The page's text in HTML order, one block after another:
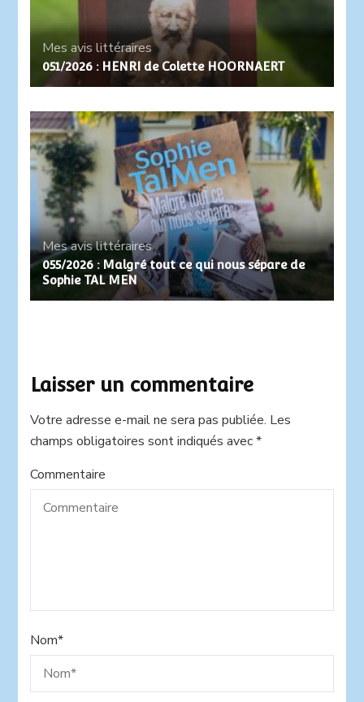
Mes avis littéraires
051/2026 : HENRI de Colette HOORNAERT
Mes avis littéraires
055/2026 : Malgré tout ce qui nous sépare de
Sophie TAL MEN
Laisser un commentaire
Votre adresse e-mail ne sera pas publiée. Les
champs obligatoires sont indiqués avec*
Commentaire
Nom*
Alternative: